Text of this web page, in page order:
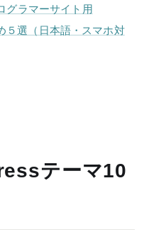
グラマーサイト用
５選（日本語・スマホ対
テーマ10